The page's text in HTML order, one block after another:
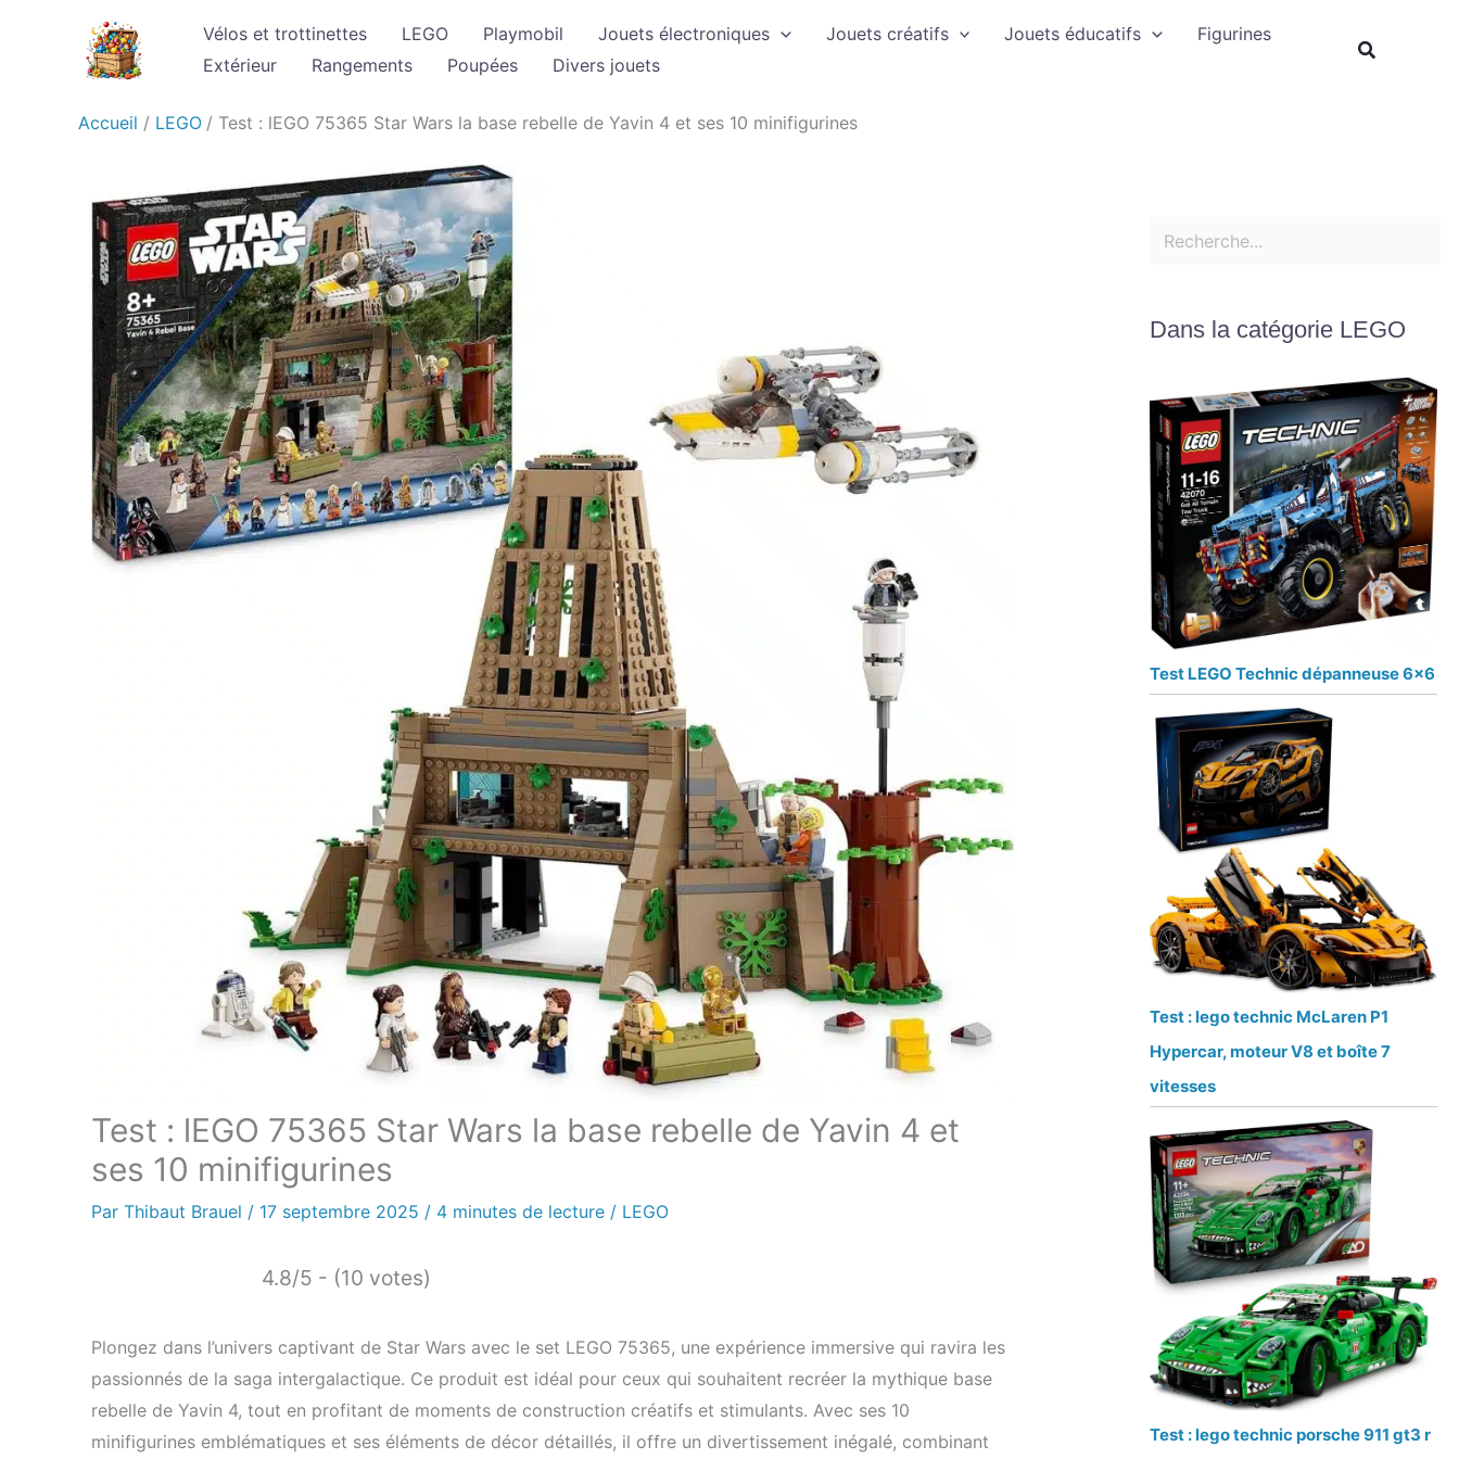
Vélos et trottinettes LEGO Playmobil Jouets électroniques Jouets créatifs Jouets éducatifs
Figurines
Extérieur
Rangements Poupées Divers jouets
Accueil LEGO Test : lEGO 75365 Star Wars la base rebelle de Yavin 4 et ses 10 minifigurines
Test : lEGO 75365 Star Wars la base rebelle de Yavin 4 et
ses 10 minifigurines
Par Thibaut Brauel / 17 septembre 2025 / 4 minutes de lecture / LEGO
4.8/5 - (10 votes)
Plongez dans l’univers captivant de Star Wars avec le set LEGO 75365, une expérience immersive qui ravira les
passionnés de la saga intergalactique. Ce produit est idéal pour ceux qui souhaitent recréer la mythique base
rebelle de Yavin 4, tout en profitant de moments de construction créatifs et stimulants. Avec ses 10
minifigurines emblématiques et ses éléments de décor détaillés, il offre un divertissement inégalé, combinant
Dans la catégorie LEGO
Test LEGO Technic dépanneuse 6×6
Test : lego technic McLaren P1
Hypercar, moteur V8 et boîte 7
vitesses
Test : lego technic porsche 911 gt3 r